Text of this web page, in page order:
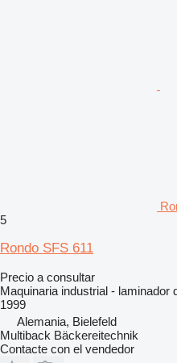
5
Rondo SFS 611
Precio a consultar
Maquinaria industrial - laminador
1999
Alemania, Bielefeld
Multiback Bäckereitechnik
Contacte con el vendedor